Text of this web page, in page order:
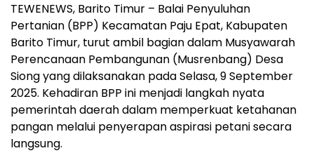
TEWENEWS, Barito Timur – Balai Penyuluhan
Pertanian (BPP) Kecamatan Paju Epat, Kabupaten
Barito Timur, turut ambil bagian dalam Musyawarah
Perencanaan Pembangunan (Musrenbang) Desa
Siong yang dilaksanakan pada Selasa, 9 September
2025. Kehadiran BPP ini menjadi langkah nyata
pemerintah daerah dalam memperkuat ketahanan
pangan melalui penyerapan aspirasi petani secara
langsung.